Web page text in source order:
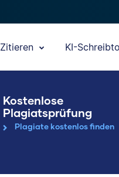
Zitieren KI-
Kostenlose
Plagiatsprüfung
Plagiate kostenlos finden